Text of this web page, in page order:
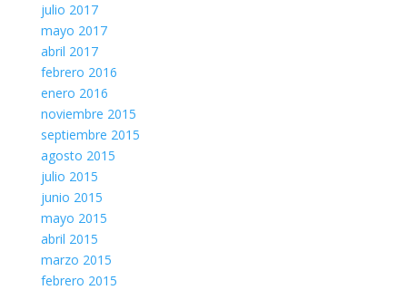
julio 2017
mayo 2017
abril 2017
febrero 2016
enero 2016
noviembre 2015
septiembre 2015
agosto 2015
julio 2015
junio 2015
mayo 2015
abril 2015
marzo 2015
febrero 2015